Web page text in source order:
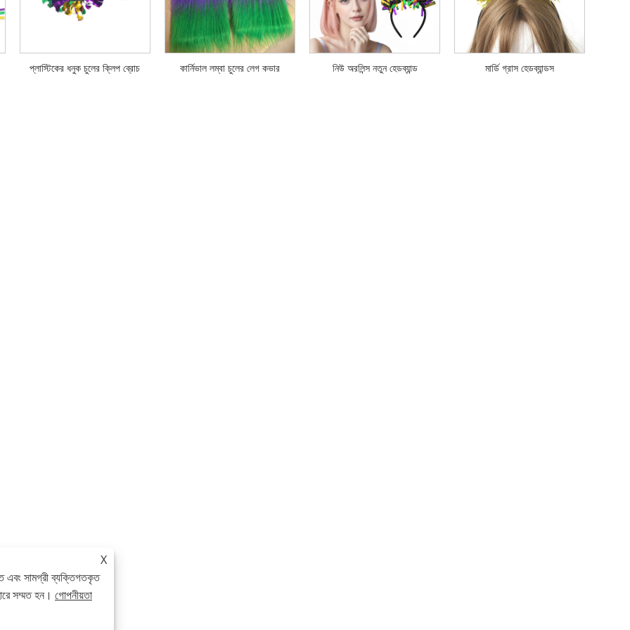
প্লাস্টিকের ধনুক চুলের ক্লিপ ব্রোচ কার্নিভাল লম্বা চুলের লেগ কভার নিউ অরলিন্স নতুন হেডব্যান্ড মার্ডি গ্রাস হেডব্যান্ডস
X
এবং সামগ্রী ব্যক্তিগতকৃত
সম্মত হন। গোপনীয়তা